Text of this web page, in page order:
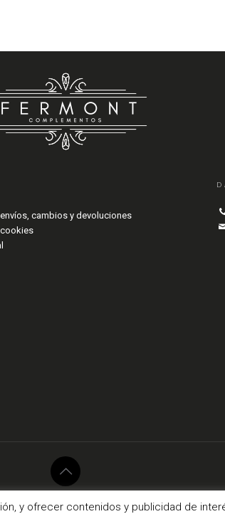
cambios y devoluciones
Todos los derechos reservados.
y ofrecer contenidos y publicidad de